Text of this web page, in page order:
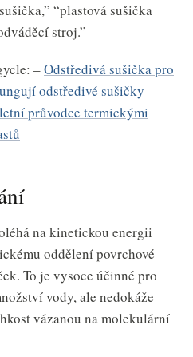
“plastová sušička
stroj.”
–Odstředivá sušička pro
odstředivé sušičky
průvodce termickými
na kinetickou energii
oddělení povrchové
To je vysoce účinné pro
vody, ale nedokáže
vázanou na molekulární